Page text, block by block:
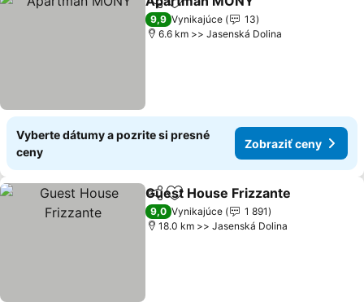
ZdieľaťPridať do obľúbených
9,9 Vynikajúce
13
6.6 km >> Jasenská Dolina
Vyberte dátumy a pozrite si presné
ceny
Zobraziť ceny
ZdieľaťPridať do obľúbených
Guest House Frizzante
9,0 Vynikajúce
1 891
18.0 km >> Jasenská Dolina